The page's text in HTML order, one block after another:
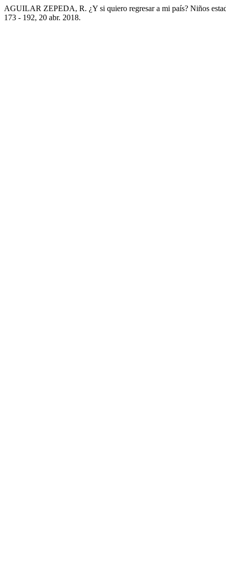
AGUILAR ZEPEDA, R. ¿Y si quiero regresar a mi país? Niños
173 - 192, 20 abr. 2018.